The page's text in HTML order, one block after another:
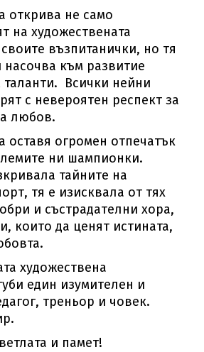
открива не само
на художествената
възпитанички, но тя
насочва към развитие
таланти. Всички нейни
с невероятен респект за
любов.
оставя огромен отпечатък
ни шампионки.
тайните на
тя е изисквала от тях
и състрадателни хора,
които да ценят истината,
художествена
един изумителен и
треньор и човек.
и памет!